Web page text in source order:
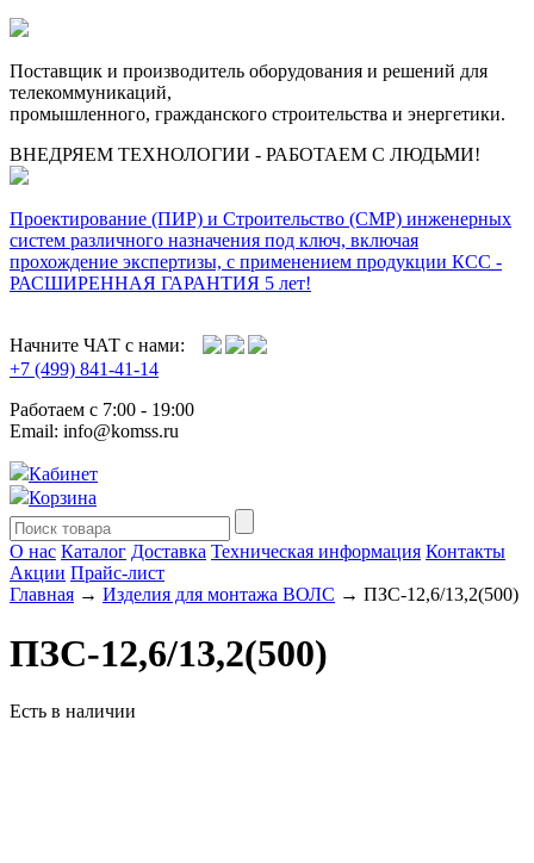
Поставщик и производитель оборудования и решений для
телекоммуникаций,
промышленного, гражданского строительства и энергетики.
ВНЕДРЯЕМ ТЕХНОЛОГИИ - РАБОТАЕМ С ЛЮДЬМИ!
Проектирование (ПИР) и Cтроительство (СМР) инженерных
систем различного назначения под ключ, включая
прохождение экспертизы, с применением продукции КСС -
РАСШИРЕННАЯ ГАРАНТИЯ 5 лет!
Начните ЧАТ с нами:
+7 (499) 841-41-14
Работаем с 7:00 - 19:00
Email: info@komss.ru
Кабинет
Корзина
О нас Каталог Доставка Техническая информация Контакты
Акции Прайс-лист
Главная → Изделия для монтажа ВОЛС → ПЗС-12,6/13,2(500)
ПЗС-12,6/13,2(500)
Есть в наличии